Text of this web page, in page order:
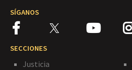
SÍGANOS
SECCIONES
Justicia